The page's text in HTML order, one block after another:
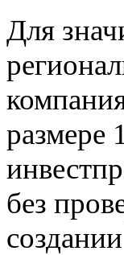
Для
размере
без